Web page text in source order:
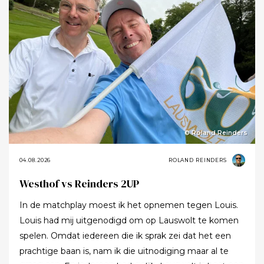
© Roland Reinders
04.08.2026 ROLAND REINDERS
Westhof vs Reinders 2UP
In de matchplay moest ik het opnemen tegen Louis.
Louis had mij uitgenodigd om op Lauswolt te komen
spelen. Omdat iedereen die ik sprak zei dat het een
prachtige baan is, nam ik die uitnodiging maar al te